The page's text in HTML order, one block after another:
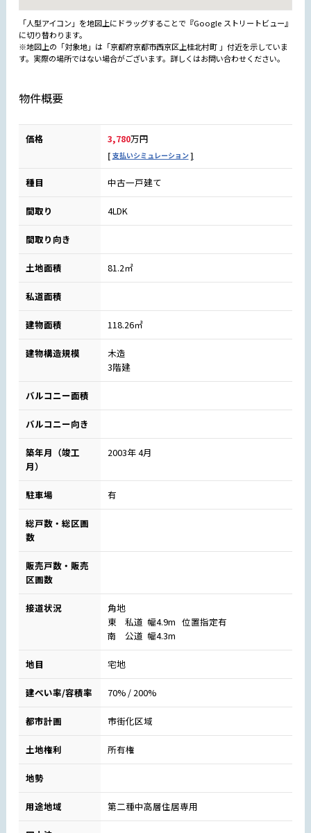
「人型アイコン」を地図上にドラッグすることで『Google ストリートビュー』
に切り替わります。
※地図上の「対象地」は「京都府京都市西京区上桂北村町 」付近を示していま
す。実際の場所ではない場合がございます。詳しくはお問い合わせください。
物件概要
価格 3,780万円
支払いシミュレーション
種目 中古一戸建て
間取り 4LDK
間取り向き
土地面積 81.2㎡
私道面積
建物面積 118.26㎡
建物構造規模
木造
3階建
バルコニー面積
バルコニー向き
築年月（竣工
月）
2003年 4月
駐車場 有
総戸数・総区画
数
販売戸数・販売
区画数
接道状況
角地
東 私道 幅4.9m 位置指定有
南 公道 幅4.3m
地目 宅地
建ぺい率/容積率 70% / 200%
都市計画 市街化区域
土地権利 所有権
地勢
用途地域 第二種中高層住居専用